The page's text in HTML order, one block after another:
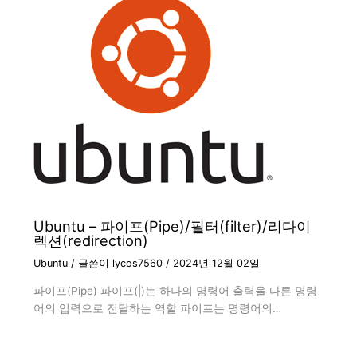
Ubuntu – 파이프(Pipe)/필터(filter)/리다이
렉션(redirection)
Ubuntu/ 글쓴이 lycos7560 / 2024년 12월 02일
파이프(Pipe) 파이프(|)는 하나의 명령어 출력을 다른 명령
어의 입력으로 전달하는 역할 파이프는 명령어의…